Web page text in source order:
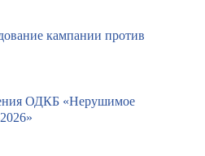
кампании против
ОДКБ «Нерушимое